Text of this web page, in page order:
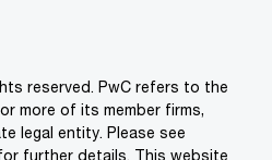
reserved. PwC refers to the
more of its member firms,
legal entity. Please see
further details. This website